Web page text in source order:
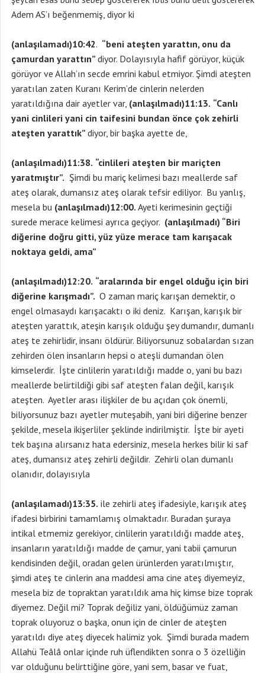
Adem AS’ı beğenmemiş, diyor ki
(anlaşılamadı)10:42. “beni ateşten yarattın, onu da
çamurdan yarattın” diyor. Dolayısıyla hafif görüyor, küçük
görüyor ve Allah’ın secde emrini kabul etmiyor. Şimdi ateşten
yaratılan zaten Kuranı Kerim’de cinlerin nelerden
yaratıldığına dair ayetler var, (anlaşılmadı)11:13. “Canlı
yani cinlileri yani cin taifesini bundan önce çok zehirli
ateşten yarattık” diyor, bir başka ayette de,
(anlaşılmadı)11:38. “cinlileri ateşten bir mariçten
yaratmıştır”. Şimdi bu mariç kelimesi bazı meallerde saf
ateş olarak, dumansız ateş olarak tefsir ediliyor. Bu yanlış,
mesela bu (anlaşılmadı)12:00. Ayeti kerimesinin geçtiği
surede merace kelimesi ayrıca geçiyor. (anlaşılmadı) “Biri
diğerine doğru gitti, yüz yüze merace tam karışacak
noktaya geldi, ama”
(anlaşılmadı)12:20. “aralarında bir engel olduğu için biri
diğerine karışmadı”. O zaman mariç karışan demektir, o
engel olmasaydı karışacaktı o iki deniz. Karışan, karışık bir
ateşten yarattık, ateşin karışık olduğu şey dumandır, dumanlı
ateş te zehirlidir, insanı öldürür. Biliyorsunuz sobalardan sızan
zehirden ölen insanların hepsi o ateşli dumandan ölen
kimselerdir. İşte cinlilerin yaratıldığı madde o, yani bu bazı
meallerde belirtildiği gibi saf ateşten falan değil, karışık
ateşten. Ayetler arası ilişkiler de bu açıdan çok önemli,
biliyorsunuz bazı ayetler muteşabih, yani biri diğerine benzer
şekilde, mesela ikişerliler şeklinde indirilmiştir. İşte bir ayeti
tek başına alırsanız hata edersiniz, mesela herkes bilir ki saf
ateş, dumansız ateş zehirli değildir. Zehirli olan dumanlı
olanıdır, dolayısıyla
(anlaşılamadı)13:35. ile zehirli ateş ifadesiyle, karışık ateş
ifadesi birbirini tamamlamış olmaktadır. Buradan şuraya
intikal etmemiz gerekiyor, cinlilerin yaratıldığı madde ateş,
insanların yaratıldığı madde de çamur, yani tabii çamurun
kendisinden değil, oradan gelen ürünlerden yaratılmıştır,
şimdi ateş te cinlerin ana maddesi ama cine ateş diyemeyiz,
mesela biz de topraktan yaratıldık ama hiç kimse bize toprak
diyemez. Değil mi? Toprak değiliz yani, öldüğümüz zaman
toprak oluyoruz o başka, onun için de cinler de ateşten
yaratıldı diye ateş diyecek halimiz yok. Şimdi burada madem
Allahü Teâlâ onlar içinde ruh üflendikten sonra o 3 özelliğin
var olduğunu belirttiğine göre, yani sem, basar ve fuat,